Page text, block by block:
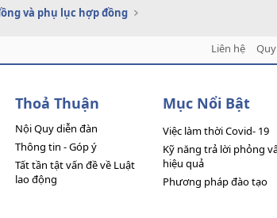
và phụ lục hợp đồng
Liên hệ
Thoả Thuận
Nội Quy diễn đàn
Thông tin - Góp ý
Tất tần tật vấn đề về Luật
lao động
Mục Nổi Bật
Việc làm thời Covid- 19
Kỹ năng trả lời phỏng
hiệu quả
Phương pháp đào tạo